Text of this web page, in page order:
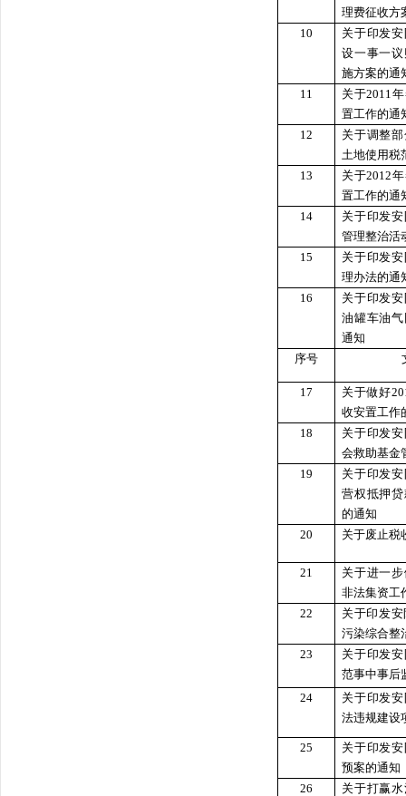
理费征收方
10
关于印发
设一事一
施方案的通
11
关于2011
置工作的通
12
关于调整
土地使用税
13
关于2012
置工作的通
14
关于印发
管理整治活
15
关于印发
理办法的通
16
关于印发
油罐车油
通知
序号
17
关于做好
收安置工作
18
关于印发
会救助基金
19
关于印发
营权抵押
的通知
20
关于废止税
21
关于进一
非法集资工
22
关于印发
污染综合整
23
关于印发
范事中事后
24
关于印发
法违规建设
25
关于印发
预案的通知
26
关于打赢